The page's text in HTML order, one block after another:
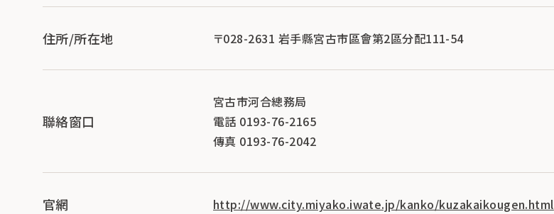
住所/所在地 〒028-2631 岩手縣宮古市區會第2區分配111-54
聯絡窗口
宮古市河合總務局
電話 0193-76-2165
傳真 0193-76-2042
官網 http://www.city.miyako.iwate.jp/kanko/kuzakaikougen.html